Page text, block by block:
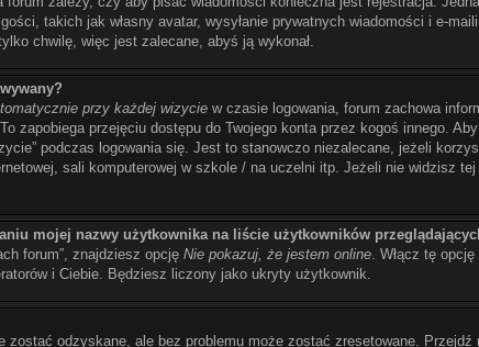
takich jak własny avatar, wysyłanie prywatnych wiadomości i e-
chwilę, więc jest zalecane, abyś ją wykonał.
przy każdej wizycie w czasie logowania, forum zachowa
zapobiega przejęciu dostępu do Twojego konta przez kogoś innego.
podczas logowania się. Jest to stanowczo niezalecane, jeżeli
sali komputerowej w szkole / na uczelni itp. Jeżeli nie widzisz
mojej nazwy użytkownika na liście użytkowników
forum”, znajdziesz opcję Nie pokazuj, że jestem online. Włącz tę
i Ciebie. Będziesz liczony jako ukryty użytkownik.
zostać odzyskane, ale bez problemu może zostać zresetowane.